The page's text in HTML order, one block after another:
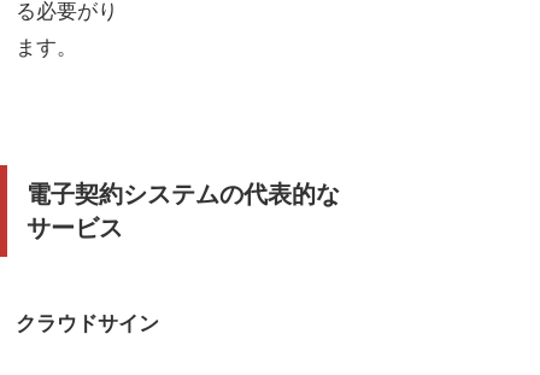
る必要がり
ます。
電子契約システムの代表的な
サービス
クラウドサイン